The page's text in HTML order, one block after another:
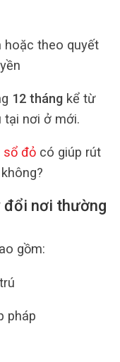
hoặc theo quyết
12 thángkể từ
tại nơi ở mới.
sổ đỏ có giúp rút
đổi nơi thường
gồm:
pháp